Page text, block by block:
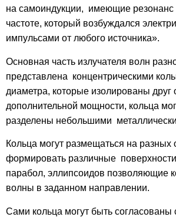
на самоиндукции, имеющие резонанс
частоте, который возбуждался
импульсами от любого источника».
Основная часть излучателя волн
представлена концентрическими
диаметра, которые изолированы друг
дополнительной мощности, кольца
разделены небольшими
Кольца могут размещаться на разных
формировать различные
парабол, эллипсоидов позволяющие
волны в заданном направлении.
Сами кольца могут быть